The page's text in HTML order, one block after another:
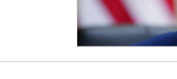
事期間耗